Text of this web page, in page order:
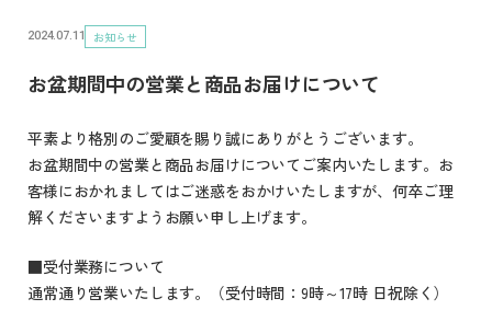
お盆期間中の営業と商品お届けについて
2024.07.11 お知らせ
平素より格別のご愛顧を賜り誠にありがとうございます。
お盆期間中の営業と商品お届けについてご案内いたします。お
客様におかれましてはご迷惑をおかけいたしますが、何卒ご理
解くださいますようお願い申し上げます。
■受付業務について
通常通り営業いたします。（受付時間：9時～17時 日祝除く）